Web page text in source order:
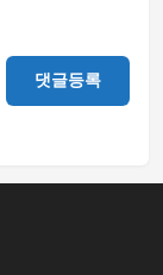
댓글등록